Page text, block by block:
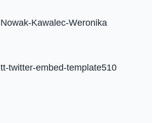
Nowak-Kawalec-Weronika
tt-twitter-embed-template510